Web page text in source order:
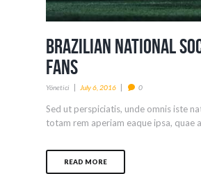
Brazilian National
Fans
Yönetici July 6, 2016 0
Sed ut perspiciatis, unde omnis iste
totam rem aperiam eaque ipsa,
READ MORE